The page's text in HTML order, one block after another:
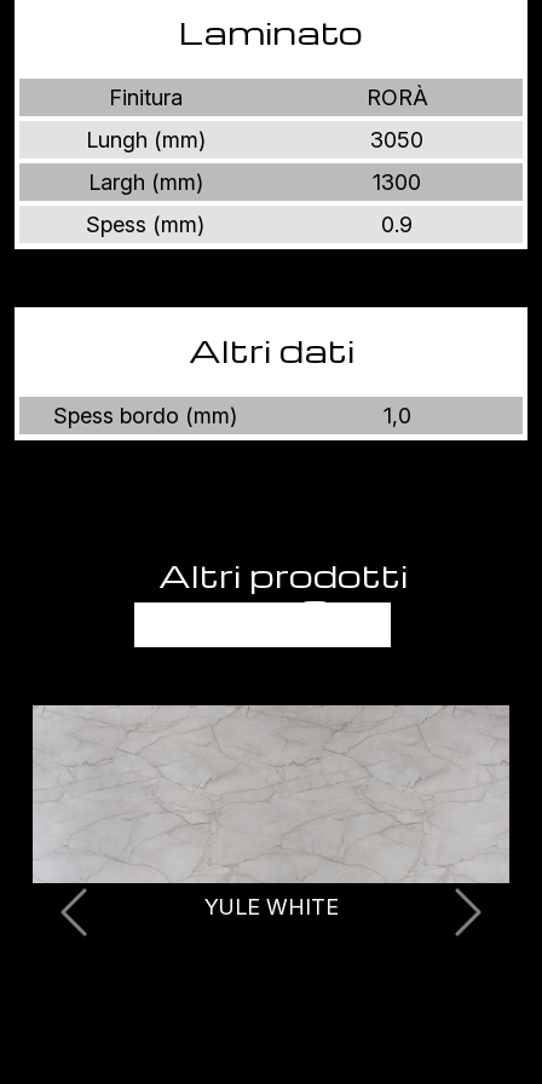
Laminato
Finitura
RORÀ
Lungh (mm)
3050
Largh (mm)
1300
Spess (mm)
0.9
Altri dati
Spess bordo (mm) 1,0
Altri prodotti
FANTASIE
YULE WHITE